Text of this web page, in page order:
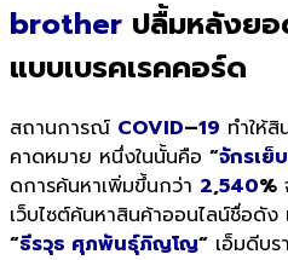
brother ปลื้มหลังยอ
แบบเบรคเรคคอร์ด
สถานการณ์ COVID–19 ทำให้
คาดหมาย หนึ่งในนั้นคือ “จักรเย็
ดการค้นหาเพิ่มขึ้นกว่า 2,540%
เว็บไซต์ค้นหาสินค้าออนไลน์ชื่อดัง
“ธีรวุธ ศุภพันธุ์ภิญโญ“ เอ็มดีบร